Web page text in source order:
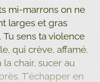
mi-marrons on ne
larges et gras
sens ta violence
qui crève, affamé.
la chair, sucer au
T’échapper en